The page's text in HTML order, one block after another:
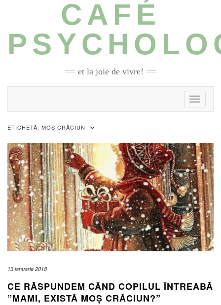
CAFÉ
et la joie de vivre!
Toggle
ETICHETĂ: MOȘ CRĂCIUN
13 ianuarie 2018
CE RĂSPUNDEM CÂND COPILUL ÎNTREABĂ
”MAMI, EXISTĂ MOȘ CRĂCIUN?”